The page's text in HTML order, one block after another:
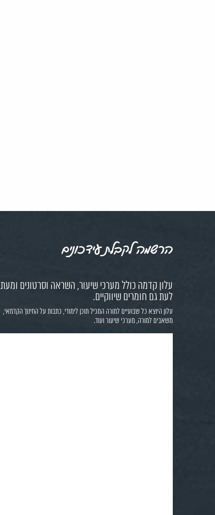
הרשמה לקבלת עידכונים
עלון קדמה כולל מערכי שיעור, השראה וסרטונים ומעת
לעת גם חומרים שיווקיים.
עלון היוצא כל שבועיים למורה המכיל תוכן לימודי, כתבות על החינוך הקדמאי,
משאבים למורה, מערכי שיעור ועוד.